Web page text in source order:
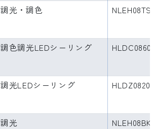
調光・調色
調色調光LEDシーリング
調光LEDシーリング HLDZ08209
調光